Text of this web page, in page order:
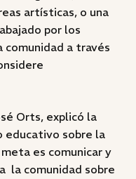
artísticas, o una
por los
comunidad a través
Orts, explicó la
educativo sobre la
es comunicar y
la comunidad sobre